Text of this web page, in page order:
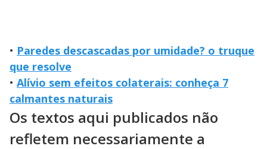
• Paredes descascadas por umidade? o truque
que resolve
• Alívio sem efeitos colaterais: conheça 7
calmantes naturais
Os textos aqui publicados não
refletem necessariamente a